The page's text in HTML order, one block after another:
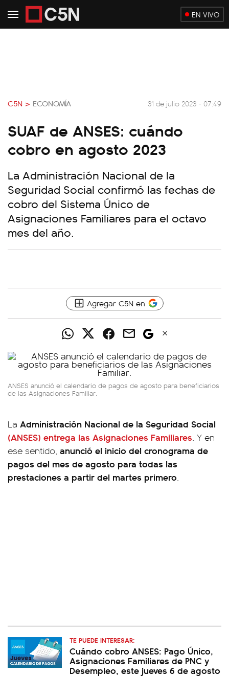
EN VIVO
C5N > ECONOMÍA 31 de julio 2023 - 07:49
SUAF de ANSES: cuándo
cobro en agosto 2023
La Administración Nacional de la
Seguridad Social confirmó las fechas de
cobro del Sistema Único de
Asignaciones Familiares para el octavo
mes del año.
Agregar C5N en
ANSES anunció el calendario de pagos de agosto para beneficiarios
de las Asignaciones Familiar.
La Administración Nacional de la Seguridad Social
(ANSES) entrega las Asignaciones Familiares. Y en
ese sentido, anunció el inicio del cronograma de
pagos del mes de agosto para todas las
prestaciones a partir del martes primero.
TE PUEDE INTERESAR:
Cuándo cobro ANSES: Pago Único,
Asignaciones Familiares de PNC y
Desempleo, este jueves 6 de agosto